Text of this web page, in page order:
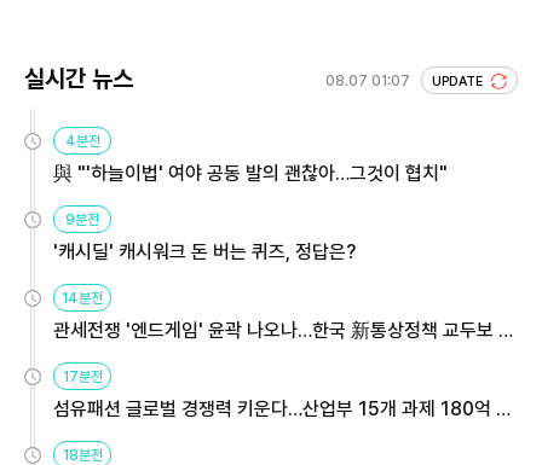
실시간 뉴스 08.07 01:07 UPDATE
4분전
與 "'하늘이법' 여야 공동 발의 괜찮아…그것이 협치"
9분전
'캐시딜' 캐시워크 돈 버는 퀴즈, 정답은?
14분전
관세전쟁 '엔드게임' 윤곽 나오나…한국 新통상정책 교두보 활
17분전
섬유패션 글로벌 경쟁력 키운다…산업부 15개 과제 180억 지
18분전